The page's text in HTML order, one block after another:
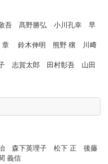
吾 髙野勝弘 小川孔幸 早
章 鈴木伸明 熊野 穣 川﨑
志賀太郎 田村彰吾 山田
森下英理子 松下 正 後藤
義信